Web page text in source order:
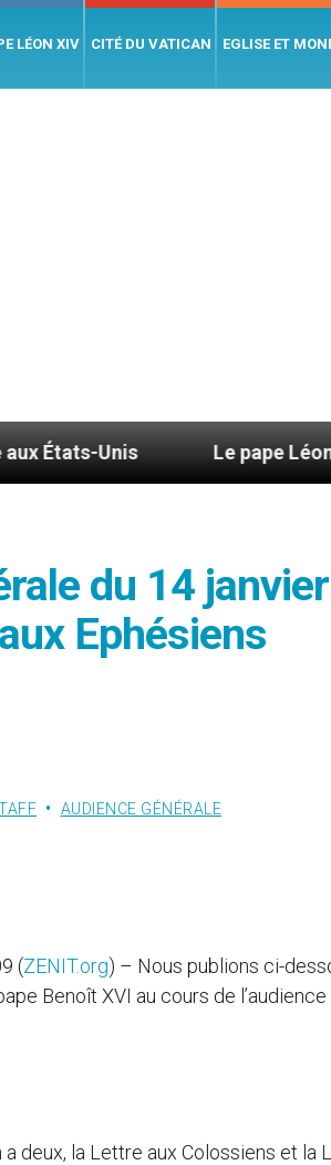
LÉON XIV CITÉ DU VATICAN EGLISE ET
Le pape Léon XIV se
du 14
Ephésiens
AUDIENCE GÉNÉRALE
(ZENIT.org) – Nous publions ci-
Benoît XVI au cours de l’audience
deux, la Lettre aux Colossiens et la